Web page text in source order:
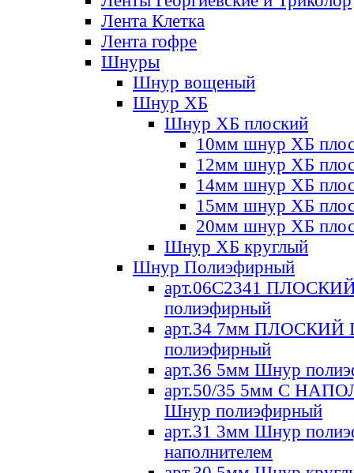
Лента Клетка
Лента гофре
Шнуры
Шнур вощеный
Шнур ХБ
Шнур ХБ плоский
10мм шнур ХБ
12мм шнур ХБ
14мм шнур ХБ
15мм шнур ХБ
20мм шнур ХБ
Шнур ХБ круглый
Шнур Полиэфирный
арт.06С2341
полиэфирный
арт.34 7мм ПЛОСКИЙ
полиэфирный
арт.36 5мм Шнур
арт.50/35 5мм С
Шнур полиэфирный
арт.31 3мм Шнур
наполнителем